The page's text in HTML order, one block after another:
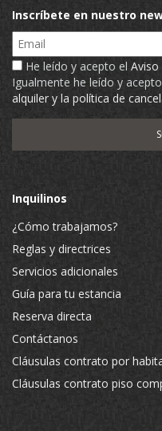
Inscríbete en nuestro
Email
He leído y acepto el Aviso
Igualmente he leído y acepto
alquiler y la política de
Inquilinos
¿Cómo trabajamos?
Reglas y directrices
Servicios adicionales
Guía para tu estancia
Reserva directa
Contáctanos
Cláusulas contrato por
Cláusulas contrato piso